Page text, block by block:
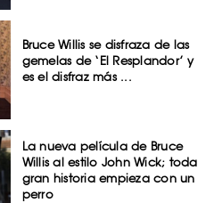
Bruce Willis se disfraza de las
gemelas de ‘El Resplandor’ y
es el disfraz más ...
La nueva película de Bruce
Willis al estilo John Wick; toda
gran historia empieza con un
perro